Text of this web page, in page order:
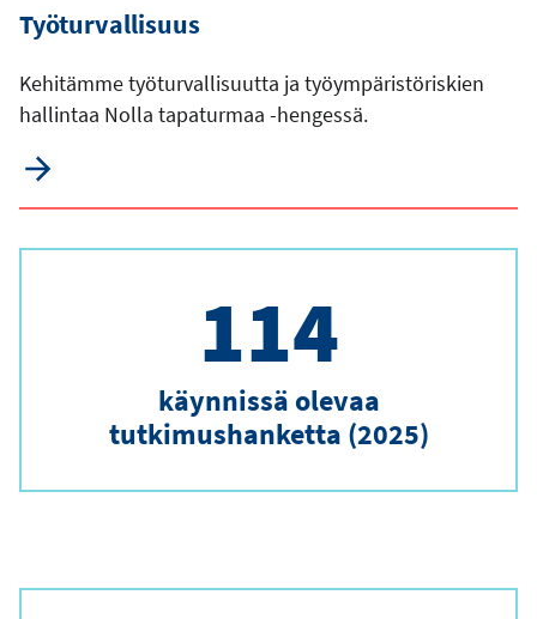
Työturvallisuus
Kehitämme työturvallisuutta ja työympäristöriskien
hallintaa Nolla tapaturmaa -hengessä.
114
käynnissä olevaa
tutkimushanketta (2025)